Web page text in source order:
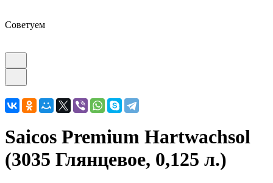
Советуем
Saicos Premium Hartwachsol
(3035 Глянцевое, 0,125 л.)